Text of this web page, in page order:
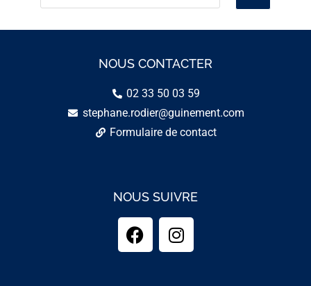
NOUS CONTACTER
02 33 50 03 59
stephane.rodier@guinement.com
Formulaire de contact
NOUS SUIVRE